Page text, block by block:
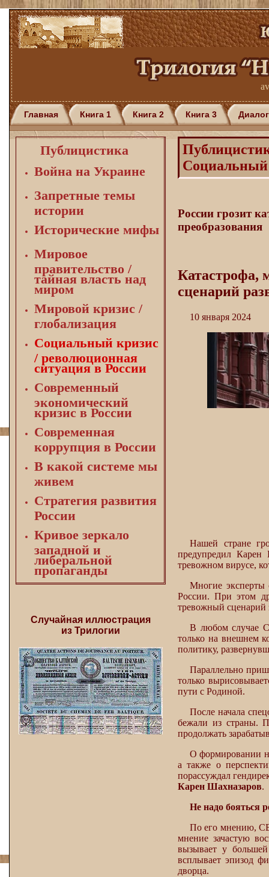
Главная Книга 1 Книга 2 Книга 3 Диалог
Публицистика
Война на Украине
Запретные темы
истории
Исторические мифы
Мировое
правительство /
тайная власть над
миром
Мировой кризис /
глобализация
Социальный кризис
/ революционная
ситуация в России
Современный
экономический
кризис в России
Современная
коррупция в России
В какой системе мы
живем
Стратегия развития
России
Кривое зеркало
западной и
либеральной
пропаганды
Случайная иллюстрация
из Трилогии
Социальный
России грозит
преобразования
Катастрофа,
сценарий
10 января 2024
Нашей стране
предупредил Карен
тревожном вирусе,
Многие эксперты
России. При этом
тревожный сценарий
В любом случае
только на внешнем
политику,
Параллельно
только
пути с Родиной.
После начала
бежали из страны.
продолжать
О формировании
а также о
порассуждал
Карен Шахназаров.
Не надо бояться
По его мнению,
мнение зачастую
вызывает у
всплывает эпизод
дворца.